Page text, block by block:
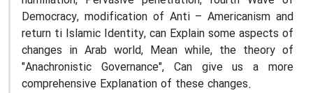
Democracy, modification of Anti – Americanism and
return ti Islamic Identity, can Explain some aspects of
changes in Arab world, Mean while, the theory of
"Anachronistic Governance", Can give us a more
comprehensive Explanation of these changes.